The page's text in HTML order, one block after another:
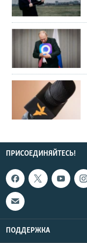
ПРИСОЕДИНЯЙТЕСЬ!
ПОДДЕРЖКА